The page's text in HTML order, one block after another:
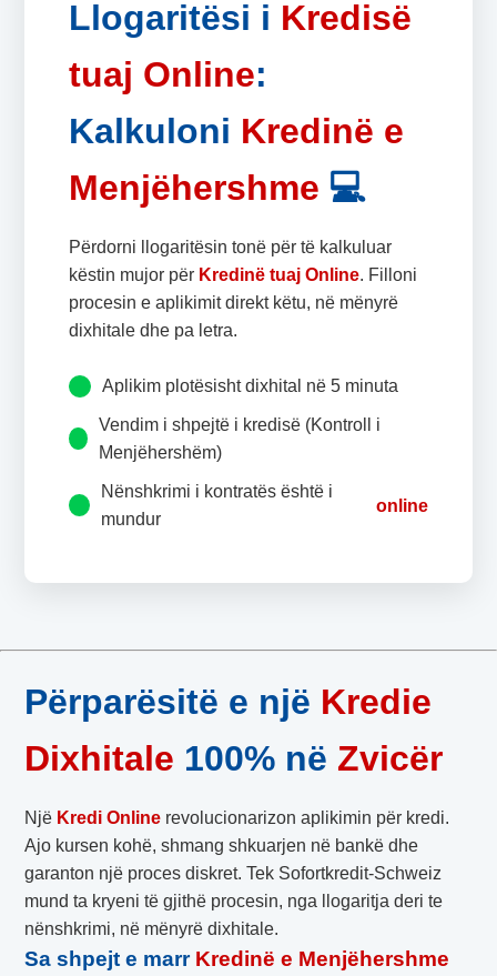
Llogaritësi i Kredisë
tuaj Online:
Kalkuloni Kredinë e
Menjëhershme 💻
Përdorni llogaritësin tonë për të kalkuluar
këstin mujor për Kredinë tuaj Online. Filloni
procesin e aplikimit direkt këtu, në mënyrë
dixhitale dhe pa letra.
Aplikim plotësisht dixhital në 5 minuta
Vendim i shpejtë i kredisë (Kontroll i
Menjëhershëm)
Nënshkrimi i kontratës është i
mundur
online
Përparësitë e një Kredie
Dixhitale 100% në Zvicër
Një Kredi Online revolucionarizon aplikimin për kredi.
Ajo kursen kohë, shmang shkuarjen në bankë dhe
garanton një proces diskret. Tek Sofortkredit-Schweiz
mund ta kryeni të gjithë procesin, nga llogaritja deri te
nënshkrimi, në mënyrë dixhitale.
Sa shpejt e marr Kredinë e Menjëhershme